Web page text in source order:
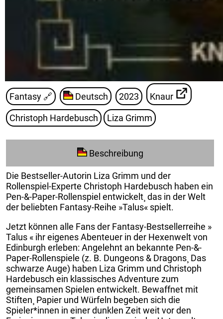
Fantasy 🔗 Deutsch 2023 Knaur
Christoph Hardebusch Liza Grimm
Beschreibung
Die Bestseller-Autorin Liza Grimm und der
Rollenspiel-Experte Christoph Hardebusch haben ein
Pen-&-Paper-Rollenspiel entwickelt¸ das in der Welt
der beliebten Fantasy-Reihe »Talus« spielt.
Jetzt können alle Fans der Fantasy-Bestsellerreihe »
Talus « ihr eigenes Abenteuer in der Hexenwelt von
Edinburgh erleben: Angelehnt an bekannte Pen-&-
Paper-Rollenspiele (z. B. Dungeons & Dragons¸ Das
schwarze Auge) haben Liza Grimm und Christoph
Hardebusch ein klassisches Adventure zum
gemeinsamen Spielen entwickelt. Bewaffnet mit
Stiften¸ Papier und Würfeln begeben sich die
Spieler*innen in einer dunklen Zeit weit vor den